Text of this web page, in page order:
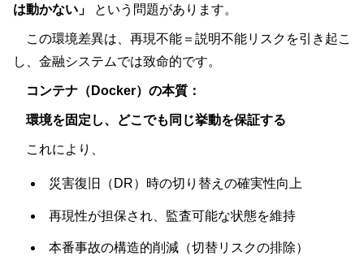
は動かない」
という問題があります。
この環境差異は、再現不能＝説明不能リスクを引き起こ
し、金融システムでは致命的です。
コンテナ（Docker）の本質：
環境を固定し、どこでも同じ挙動を保証する
これにより、
災害復旧（DR）時の切り替えの確実性向上
再現性が担保され、監査可能な状態を維持
本番事故の構造的削減（切替リスクの排除）